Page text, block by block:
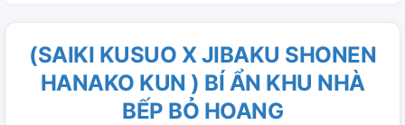
(SAIKI KUSUO X JIBAKU SHONEN
HANAKO KUN ) BÍ ẨN KHU NHÀ
BẾP BỎ HOANG